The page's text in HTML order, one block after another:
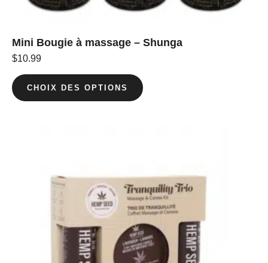
Mini Bougie à massage – Shunga
$10.99
CHOIX DES OPTIONS